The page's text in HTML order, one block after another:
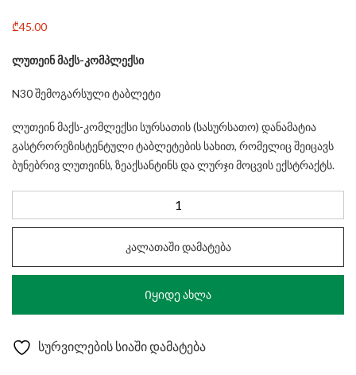
5-დან,
მომხმარებლის
გამოკითხვაზე
₾45.00
ლუთეინ მაქს-კომპლექსი
N30 შემოგარსული ტაბლეტი
ლუთეინ მაქს-კომლექსი სურსათის (სასურსათო) დანამატია
გასტრორეზისტენტული ტაბლეტების სახით, რომელიც შეიცავს
ბუნებრივ ლუთეინს, ზეაქსანტინს და ლურჯი მოცვის ექსტრაქტს.
Lutein
Complex
N
კალათაში დამატება
Იყიდე ახლა
სურვილების სიაში დამატება